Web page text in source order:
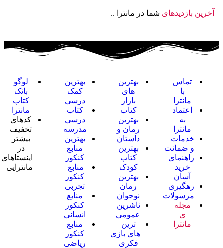
آخرین بازدیدهای شما در مانترا ..
تماس
با
مانترا
اعتماد
به
مانترا
خدمات
و ضمانت
راهنمای
خرید
آسان
رهگیری
مرسولات
مجله
ی
مانترا
بهترین
های
بازار
کتاب
بهترین
رمان و
داستان
بهترین
کتاب
کودک
بهترین
رمان
نوجوان
ناشرین
عمومی
ترین
های بازی
فکری
بهترین
کمک
درسی
کتاب
درسی
مدرسه
بهترین
منابع
کنکور
منابع
کنکور
تجربی
منابع
کنکور
انسانی
منابع
کنکور
ریاضی
لوگو
بانک
کتاب
مانترا
کدهای
تخفیف
بیشتر
در
اینستاهای
مانترایی